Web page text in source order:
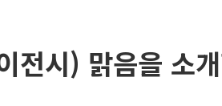
전시) 맑음을 소